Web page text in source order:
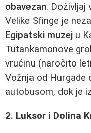
obavezan. Doživljaj
Velike Sfinge je
Egipatski muzej u
Tutankamonove
vrućinu (naročito
Vožnja od Hurgade
autobusom, dok je
2. Luksor i Dolina